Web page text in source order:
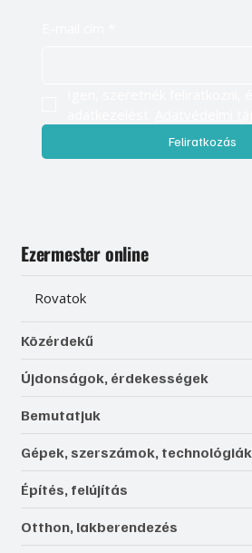
Feliratkozás
Ezermester online
Rovatok
Közérdekű
Újdonságok, érdekességek
Bemutatjuk
Gépek, szerszámok, technológiák
Építés, felújítás
Otthon, lakberendezés